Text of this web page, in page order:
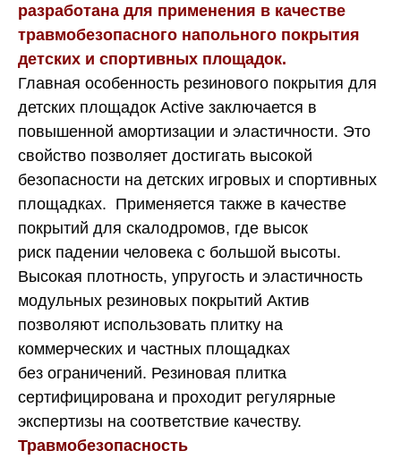
разработана для применения в качестве
травмобезопасного напольного покрытия
детских и спортивных площадок.
Главная особенность резинового покрытия для
детских площадок Active заключается в
повышенной амортизации и эластичности. Это
свойство позволяет достигать высокой
безопасности на детских игровых и спортивных
площадках. Применяется также в качестве
покрытий для скалодромов, где высок
риск падении человека с большой высоты.
Высокая плотность, упругость и эластичность
модульных резиновых покрытий Актив
позволяют использовать плитку на
коммерческих и частных площадках
без ограничений. Резиновая плитка
сертифицирована и проходит регулярные
экспертизы на соответствие качеству.
Травмобезопасность